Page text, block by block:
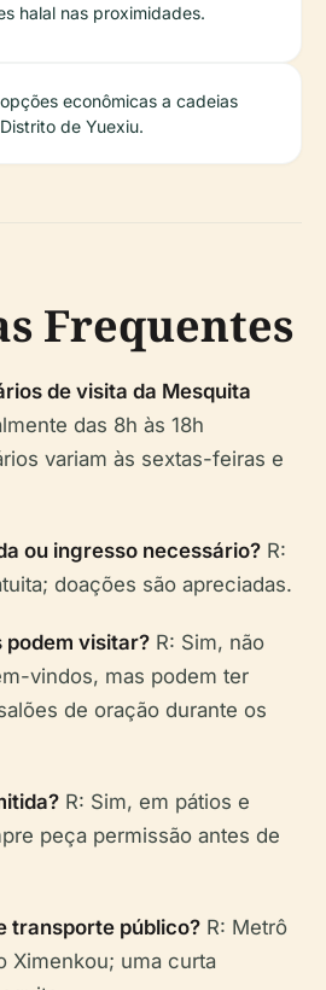
halal nas proximidades.
econômicas a cadeias
de Yuexiu.
Frequentes
de visita da Mesquita
das 8h às 18h
variam às sextas-feiras e
ou ingresso necessário? R:
doações são apreciadas.
podem visitar? R: Sim, não
vindos, mas podem ter
de oração durante os
R: Sim, em pátios e
peça permissão antes de
transporte público? R: Metrô
Ximenkou; uma curta